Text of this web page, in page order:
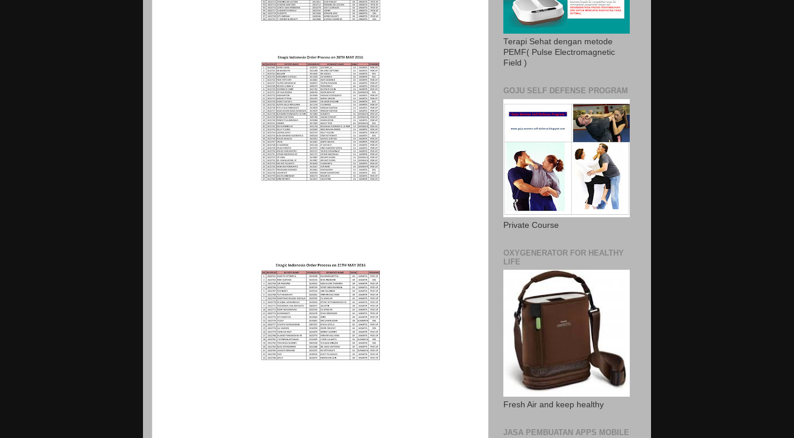
Terapi Sehat dengan metode
PEMF( Pulse Electromagnetic
Field )
GOJU SELF DEFENSE PROGRAM
Private Course
OXYGENERATOR FOR HEALTHY
LIFE
Fresh Air and keep healthy
JASA PEMBUATAN APPS MOBILE